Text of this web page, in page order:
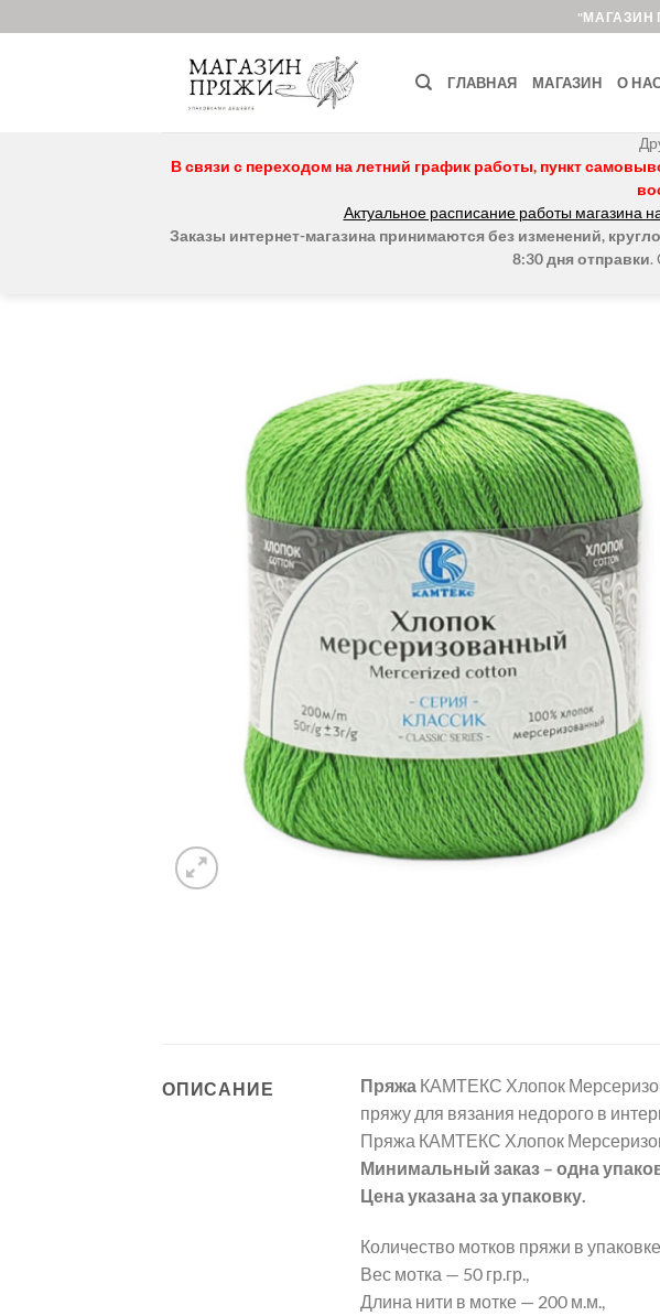
to
"МАГАЗИН
ГЛАВНАЯ МАГАЗИН О
В связи с переходом на летний график работы, пункт
Актуальное расписание работы магазина
Заказы интернет-магазина принимаются без изменений,
8:30 дня отправки.
ОПИСАНИЕ Пряжа КАМТЕКС Хлопок
пряжу для вязания недорого в
Пряжа КАМТЕКС Хлопок
Минимальный заказ – одна
Цена указана за упаковку.
Количество мотков пряжи в
Вес мотка — 50 гр.гр.,
Длина нити в мотке — 200 м.м.,